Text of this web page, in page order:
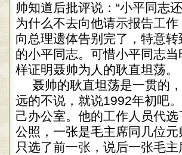
帅知道后批评说：“小平同志
为什么不去向他请示报告工
向总理遗体告别完了，特意
的小平同志。可惜小平同志
样证明聂帅为人的耿直坦荡。
聂帅的耿直坦荡是一贯的
远的不说，就说1992年初吧
己办公室。他的工作人员代
公照，一张是毛主席同几位
只选了前一张，说后一张毛